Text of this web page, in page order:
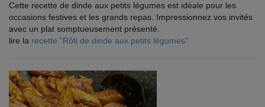
Cette recette de dinde aux petits légumes est idéale pour les
occasions festives et les grands repas. Impressionnez vos invités
avec un plat somptueusement présenté.
lire la recette "Rôti de dinde aux petits légumes"